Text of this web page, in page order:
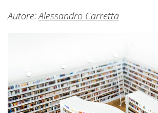
Autore:Alessandro Carretta